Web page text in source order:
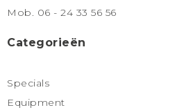
Mob. 06 - 24 33 56 56
Categorieën
Specials
Equipment